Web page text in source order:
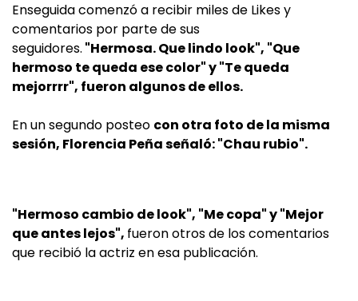
Enseguida comenzó a recibir miles de Likes y
comentarios por parte de sus
seguidores. "Hermosa. Que lindo look", "Que
hermoso te queda ese color" y "Te queda
mejorrrr", fueron algunos de ellos.
En un segundo posteo con otra foto de la misma
sesión, Florencia Peña señaló: "Chau rubio".
"Hermoso cambio de look", "Me copa" y "Mejor
que antes lejos", fueron otros de los comentarios
que recibió la actriz en esa publicación.